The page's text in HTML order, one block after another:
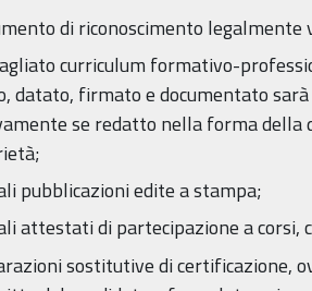
di riconoscimento legalmente
curriculum formativo-
datato, firmato e documentato
se redatto nella forma
pubblicazioni edite a stampa;
attestati di partecipazione a corsi,
sostitutive di certificazione,